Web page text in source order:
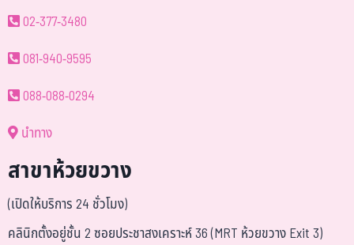
02-377-3480
081-940-9595
088-088-0294
นำทาง
สาขาห้วยขวาง
(เปิดให้บริการ 24 ชั่วโมง)
คลินิกตั้งอยู่ชั้น 2 ซอยประชาสงเคราะห์ 36 (MRT ห้วยขวาง Exit 3)